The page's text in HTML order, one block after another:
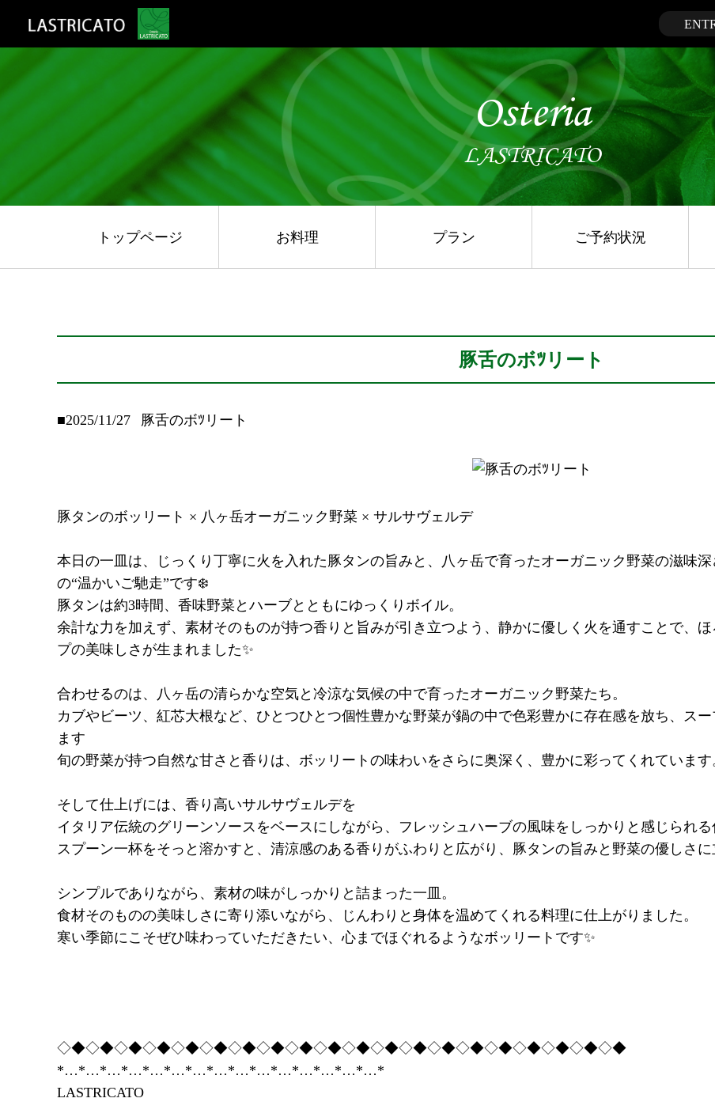
Osteria
LASTRICATO
トップページ お料理 プラン ご予約状況
豚舌のボﾂリート
■2025/11/27 豚舌のボﾂリート
豚タンのボッリート × 八ヶ岳オーガニック野菜 × サルサヴェルデ
本日の一皿は、じっくり丁寧に火を入れた豚タンの旨みと、八ヶ岳で育ったオーガニック野菜の滋味
の“温かいご馳走”です❄️
豚タンは約3時間、香味野菜とハーブとともにゆっくりボイル。
余計な力を加えず、素材そのものが持つ香りと旨みが引き立つよう、静かに優しく火を通すことで、
プの美味しさが生まれました✨
合わせるのは、八ヶ岳の清らかな空気と冷涼な気候の中で育ったオーガニック野菜たち。
カブやビーツ、紅芯大根など、ひとつひとつ個性豊かな野菜が鍋の中で色彩豊かに存在感を放ち、ス
ます
旬の野菜が持つ自然な甘さと香りは、ボッリートの味わいをさらに奥深く、豊かに彩ってくれています
そして仕上げには、香り高いサルサヴェルデを
イタリア伝統のグリーンソースをベースにしながら、フレッシュハーブの風味をしっかりと感じられる
スプーン一杯をそっと溶かすと、清涼感のある香りがふわりと広がり、豚タンの旨みと野菜の優しさ
シンプルでありながら、素材の味がしっかりと詰まった一皿。
食材そのものの美味しさに寄り添いながら、じんわりと身体を温めてくれる料理に仕上がりました。
寒い季節にこそぜひ味わっていただきたい、心までほぐれるようなボッリートです✨
◇◆◇◆◇◆◇◆◇◆◇◆◇◆◇◆◇◆◇◆◇◆◇◆◇◆◇◆◇◆◇◆◇◆◇◆◇◆◇◆
*…*…*…*…*…*…*…*…*…*…*…*…*…*…*…*
LASTRICATO